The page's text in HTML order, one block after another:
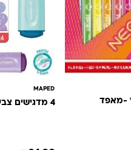
MAPED
4 מדגישים צבעי פסטל MAPED